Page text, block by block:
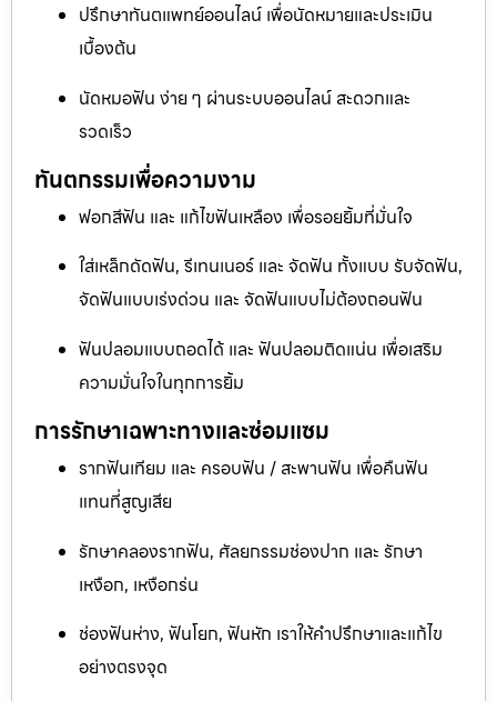
ปรึกษาทันตแพทย์ออนไลน์ เพื่อนัดหมายและประเมิน
เบื้องต้น
นัดหมอฟัน ง่าย ๆ ผ่านระบบออนไลน์ สะดวกและ
รวดเร็ว
ทันตกรรมเพื่อความงาม
ฟอกสีฟัน และ แก้ไขฟันเหลือง เพื่อรอยยิ้มที่มั่นใจ
ใส่เหล็กดัดฟัน, รีเทนเนอร์ และ จัดฟัน ทั้งแบบ รับจัดฟัน,
จัดฟันแบบเร่งด่วน และ จัดฟันแบบไม่ต้องถอนฟัน
ฟันปลอมแบบถอดได้ และ ฟันปลอมติดแน่น เพื่อเสริม
ความมั่นใจในทุกการยิ้ม
การรักษาเฉพาะทางและซ่อมแซม
รากฟันเทียม และ ครอบฟัน / สะพานฟัน เพื่อคืนฟัน
แทนที่สูญเสีย
รักษาคลองรากฟัน, ศัลยกรรมช่องปาก และ รักษา
เหงือก, เหงือกร่น
ช่องฟันห่าง, ฟันโยก, ฟันหัก เราให้คำปรึกษาและแก้ไข
อย่างตรงจุด